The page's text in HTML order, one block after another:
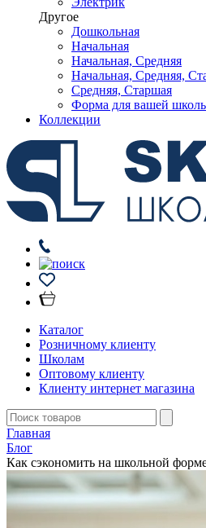
Другое
Дошкольная
Начальная
Начальная, Средняя
Начальная, Средняя,
Средняя, Старшая
Форма для вашей
Коллекции
Каталог
Розничному клиенту
Школам
Оптовому клиенту
Клиенту интернет магазина
Главная
Блог
Как сэкономить на школьной форме